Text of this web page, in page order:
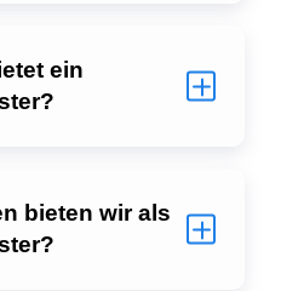
ein
bieten wir als